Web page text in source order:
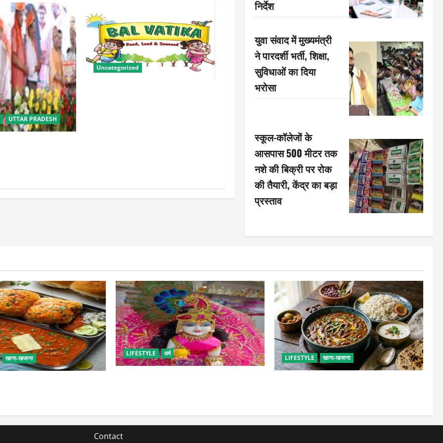
UTTAR PRADESH
Uncategorized
निर्देश
युवा संवाद में मुख्यमंत्री
ने पारदर्शी भर्ती, शिक्षा,
सुविधाओं का दिया
भरोसा
स्कूल-कॉलेजों के
आसपास 500 मीटर तक
नशे की बिक्री पर रोक
की तैयारी, केंद्र का बड़ा
प्रस्ताव
खाना-खजाना
LIFESTYLE धर्म
LIFESTYLE खाना-खजाना
Contact